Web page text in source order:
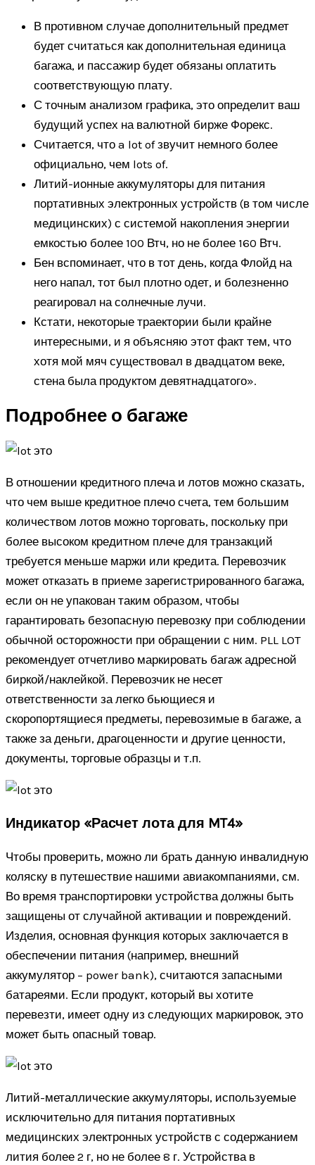
В противном случае дополнительный предмет
будет считаться как дополнительная единица
багажа, и пассажир будет обязаны оплатить
соответствующую плату.
С точным анализом графика, это определит ваш
будущий успех на валютной бирже Форекс.
Считается, что a lot of звучит немного более
официально, чем lots of.
Литий-ионные аккумуляторы для питания
портативных электронных устройств (в том числе
медицинских) с системой накопления энергии
емкостью более 100 Втч, но не более 160 Втч.
Бен вспоминает, что в тот день, когда Флойд на
него напал, тот был плотно одет, и болезненно
реагировал на солнечные лучи.
Кстати, некоторые траектории были крайне
интересными, и я объясняю этот факт тем, что
хотя мой мяч существовал в двадцатом веке,
стена была продуктом девятнадцатого».
Подробнее о багаже
В отношении кредитного плеча и лотов можно сказать,
что чем выше кредитное плечо счета, тем большим
количеством лотов можно торговать, поскольку при
более высоком кредитном плече для транзакций
требуется меньше маржи или кредита. Перевозчик
может отказать в приеме зарегистрированного багажа,
если он не упакован таким образом, чтобы
гарантировать безопасную перевозку при соблюдении
обычной осторожности при обращении с ним. PLL LOT
рекомендует отчетливо маркировать багаж адресной
биркой/наклейкой. Перевозчик не несет
ответственности за легко бьющиеся и
скоропортящиеся предметы, перевозимые в багаже, а
также за деньги, драгоценности и другие ценности,
документы, торговые образцы и т.п.
Индикатор «Расчет лота для MT4»
Чтобы проверить, можно ли брать данную инвалидную
коляску в путешествие нашими авиакомпаниями, см.
Во время транспортировки устройства должны быть
защищены от случайной активации и повреждений.
Изделия, основная функция которых заключается в
обеспечении питания (например, внешний
аккумулятор – power bank), считаются запасными
батареями. Если продукт, который вы хотите
перевезти, имеет одну из следующих маркировок, это
может быть опасный товар.
Литий-металлические аккумуляторы, используемые
исключительно для питания портативных
медицинских электронных устройств с содержанием
лития более 2 г, но не более 8 г. Устройства в